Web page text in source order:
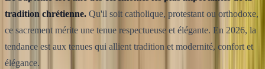
tradition chrétienne. Qu'il soit catholique, protestant ou orthodoxe,
ce sacrement mérite une tenue respectueuse et élégante. En 2026, la
tendance est aux tenues qui allient tradition et modernité, confort et
élégance.